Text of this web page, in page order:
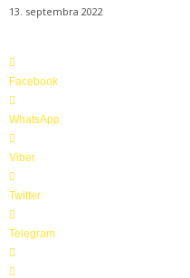
13. septembra 2022
Facebook
WhatsApp
Viber
Twitter
Telegram